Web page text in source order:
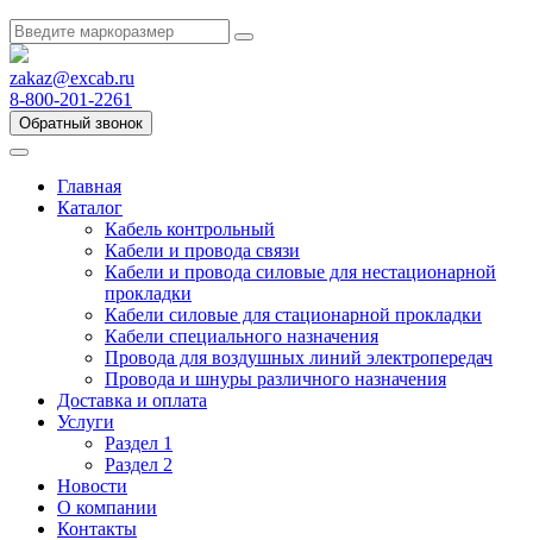
zakaz@excab.ru
8-800-201-2261
Обратный звонок
Главная
Каталог
Кабель контрольный
Кабели и провода связи
Кабели и провода силовые для нестационарной
прокладки
Кабели силовые для стационарной прокладки
Кабели специального назначения
Провода для воздушных линий электропередач
Провода и шнуры различного назначения
Доставка и оплата
Услуги
Раздел 1
Раздел 2
Новости
О компании
Контакты